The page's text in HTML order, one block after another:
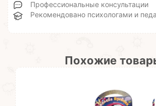
Профессиональные консультации
Рекомендовано психологами и
Похожие